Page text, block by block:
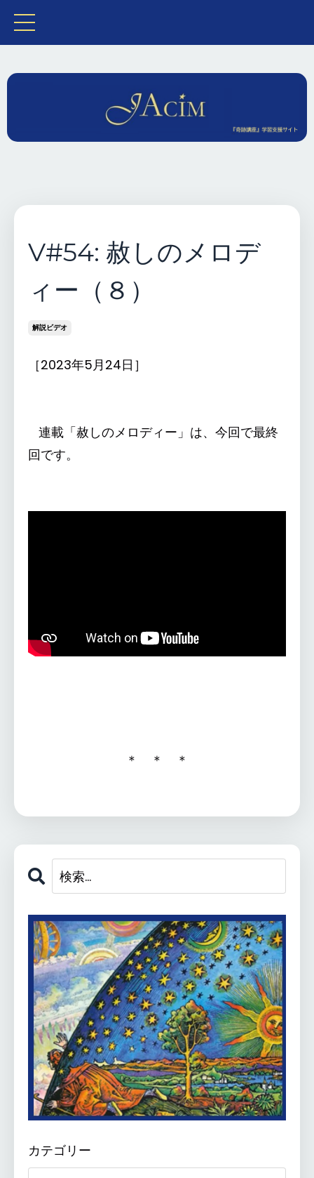
V#54: 赦しのメロデ
ィー（８）
解説ビデオ
［2023年5月24日］
連載「赦しのメロディー」は、今回で最終
回です。
＊ ＊ ＊
カテゴリー